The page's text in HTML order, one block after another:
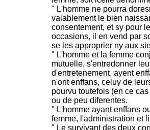
" L'homme ne pourra
valablement le bien
consentement, et sy pour
occasions, il en vend par
se les approprier ny aux
" L'homme et la femme
mutuelle, s'entredonner
d'entretenement, ayent
n'ont enffans, celuy de
pourvu toutefois (en ce
ou de peu diferentes.
" L'homme ayant enffans
femme, l'administration et
" Le survivant des deux